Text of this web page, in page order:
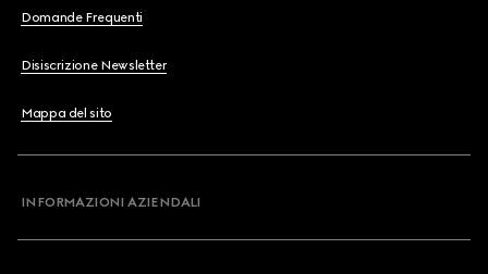
Domande Frequenti
Disiscrizione Newsletter
Mappa del sito
INFORMAZIONI AZIENDALI